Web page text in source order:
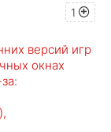
1
версий игр
окнах